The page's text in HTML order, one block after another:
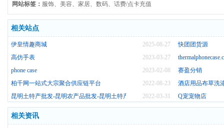
网站标签： 服饰、美容、家居、数码、话费/点卡充值
相关站点
2025-08-27
伊皇情趣商城
快团团货源
2023-03-27
高仿手表
2023-02-08
phone case
赛盈分销
2022-08-23
柏千网一站式大宗聚合供应链平台
酒店用品布草洗
2022-03-31
昆明土特产批发-昆明农产品批发-昆明土特产公司-优辰特产 Q宠宠物店
相关资讯